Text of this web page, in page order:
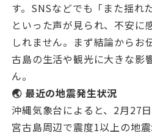
す。SNSなどでも「また揺れ
といった声が見られ、不安に
しれません。まず結論からお
古島の生活や観光に大きな影
ん。
🌏 最近の地震発生状況
沖縄気象台によると、2月27
宮古島周辺で震度1以上の地